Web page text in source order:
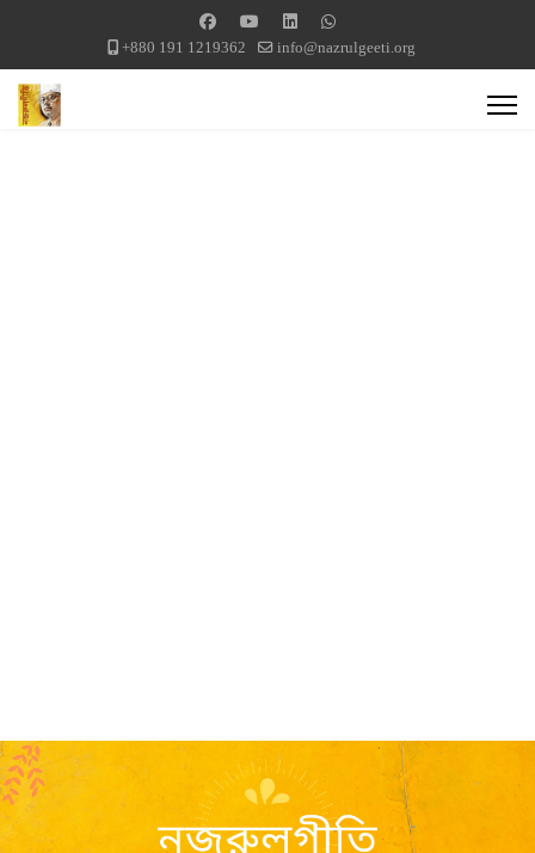
+880 191 1219362 info@nazrulgeeti.org